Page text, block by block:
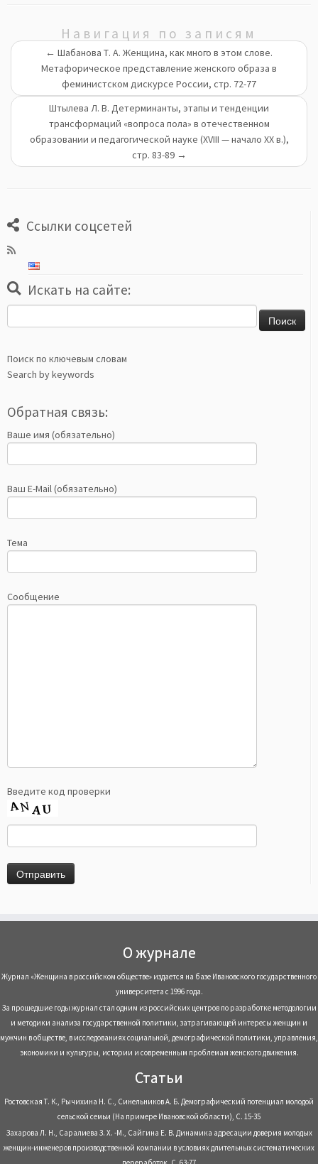
Навигация по записям
← Шабанова Т. А. Женщина, как много в этом слове.
Метафорическое представление женского образа в
феминистском дискурсе России, стр. 72-77
Штылева Л. В. Детерминанты, этапы и тенденции
трансформаций «вопроса пола» в отечественном
образовании и педагогической науке (XVIII — начало XX в.),
стр. 83-89 →
Ссылки соцсетей
Искать на сайте:
Поиск по ключевым словам
Search by keywords
Обратная связь:
Ваше имя (обязательно)
Ваш E-Mail (обязательно)
Тема
Сообщение
Введите код проверки
О журнале
Журнал «Женщина в российском обществе» издается на базе Ивановского государственного
университета с 1996 года.
За прошедшие годы журнал стал одним из российских центров по разработке методологии
и методики анализа государственной политики, затрагивающей интересы женщин и
мужчин в обществе, в исследованиях социальной, демографической политики, управления,
экономики и культуры, истории и современным проблемам женского движения.
Статьи
Ростовская Т. К., Рычихина Н. С., Синельников А. Б. Демографический потенциал молодой
сельской семьи (На примере Ивановской области), С. 15-35
Захарова Л. Н., Саралиева З. Х. -М., Сайгина Е. В. Динамика адресации доверия молодых
женщин-инженеров производственной компании в условиях длительных систематических